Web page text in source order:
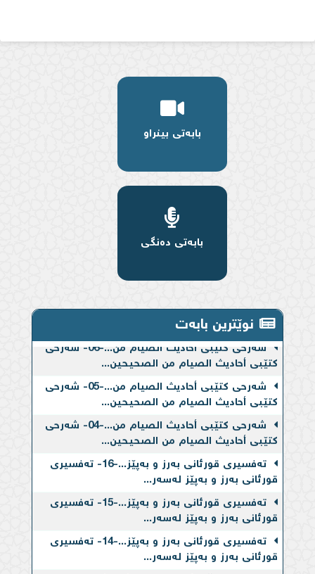
بابەتی بینراو
بابەتی دەنگی
نوێترین بابەت
شەرحی کتێبی أحادیث الصیام من...-06- شەرحی
کتێبی أحادیث الصیام من الصحیحین...
شەرحی کتێبی أحادیث الصیام من...-05- شەرحی
کتێبی أحادیث الصیام من الصحیحین...
شەرحی کتێبی أحادیث الصیام من...-04- شەرحی
کتێبی أحادیث الصیام من الصحیحین...
تەفسیری قورئانی بەرز و بەپێز...-16- تەفسیری
قورئانی بەرز و بەپێز لەسەر...
تەفسیری قورئانی بەرز و بەپێز...-15- تەفسیری
قورئانی بەرز و بەپێز لەسەر...
تەفسیری قورئانی بەرز و بەپێز...-14- تەفسیری
قورئانی بەرز و بەپێز لەسەر...